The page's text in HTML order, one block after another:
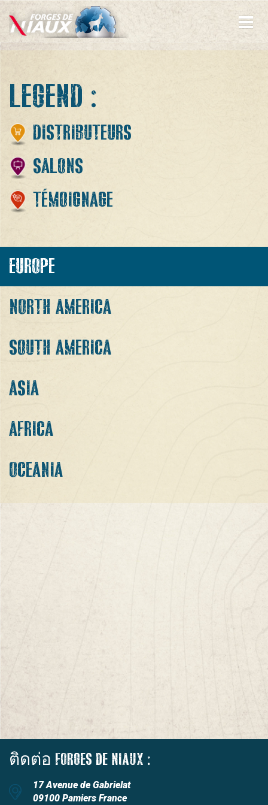
ข้าม
ไป
เนื้อหา
LEGEND :
DISTRIBUTEURS
SALONS
TÉMOIGNAGE
EUROPE
NORTH AMERICA
SOUTH AMERICA
ASIA
AFRICA
OCEANIA
ติดต่อ FORGES DE NIAUX :
17 Avenue de Gabrielat
09100 Pamiers France